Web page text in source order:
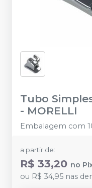
Tubo
- MORELLI
Embalagem com
a partir de:
R$ 33,20 no
ou R$ 34,95 nas